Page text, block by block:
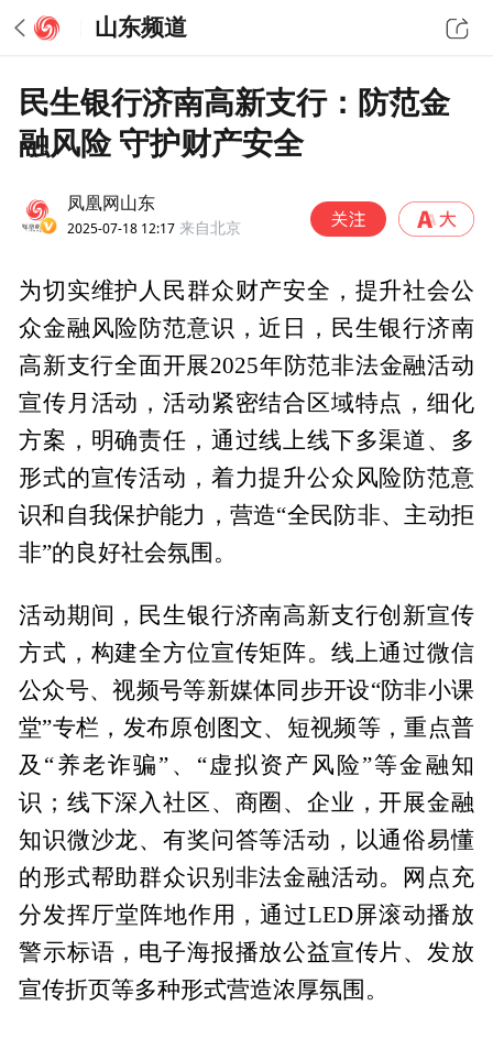
山东频道
民生银行济南高新支行：防范金
融风险 守护财产安全
凤凰网山东
2025-07-18 12:17 来自北京
为切实维护人民群众财产安全，提升社会公
众金融风险防范意识，近日，民生银行济南
高新支行全面开展2025年防范非法金融活动
宣传月活动，活动紧密结合区域特点，细化
方案，明确责任，通过线上线下多渠道、多
形式的宣传活动，着力提升公众风险防范意
识和自我保护能力，营造“全民防非、主动拒
非”的良好社会氛围。
活动期间，民生银行济南高新支行创新宣传
方式，构建全方位宣传矩阵。线上通过微信
公众号、视频号等新媒体同步开设“防非小课
堂”专栏，发布原创图文、短视频等，重点普
及“养老诈骗”、“虚拟资产风险”等金融知
识；线下深入社区、商圈、企业，开展金融
知识微沙龙、有奖问答等活动，以通俗易懂
的形式帮助群众识别非法金融活动。网点充
分发挥厅堂阵地作用，通过LED屏滚动播放
警示标语，电子海报播放公益宣传片、发放
宣传折页等多种形式营造浓厚氛围。